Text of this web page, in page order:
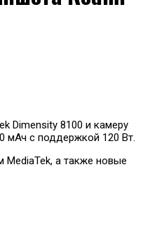
Dimensity 8100 и камеру
мАч с поддержкой 120 Вт.
MediaTek, а также новые